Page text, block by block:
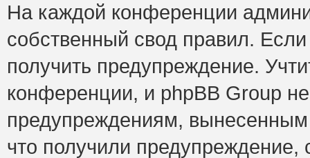
На каждой конференции
собственный свод правил.
получить предупреждение.
конференции, и phpBB Group
предупреждениям,
что получили предупреждение,